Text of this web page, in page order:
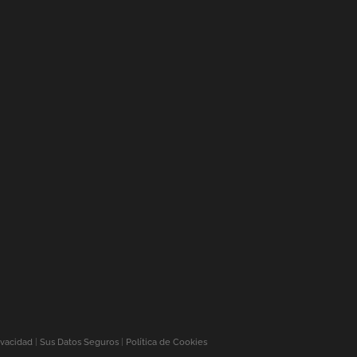
|Sus Datos Seguros Política de Cookies